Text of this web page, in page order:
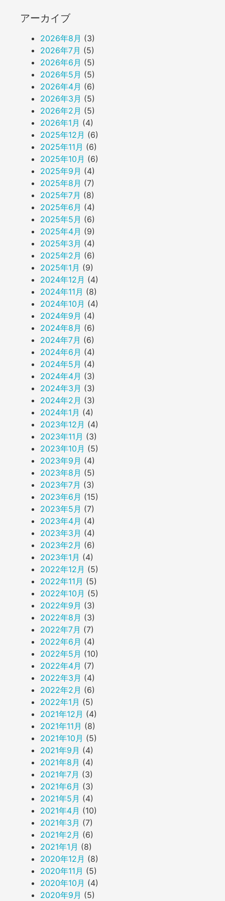
アーカイブ
2026年8月 (3)
2026年7月 (5)
2026年6月 (5)
2026年5月 (5)
2026年4月 (6)
2026年3月 (5)
2026年2月 (5)
2026年1月 (4)
2025年12月 (6)
2025年11月 (6)
2025年10月 (6)
2025年9月 (4)
2025年8月 (7)
2025年7月 (8)
2025年6月 (4)
2025年5月 (6)
2025年4月 (9)
2025年3月 (4)
2025年2月 (6)
2025年1月 (9)
2024年12月 (4)
2024年11月 (8)
2024年10月 (4)
2024年9月 (4)
2024年8月 (6)
2024年7月 (6)
2024年6月 (4)
2024年5月 (4)
2024年4月 (3)
2024年3月 (3)
2024年2月 (3)
2024年1月 (4)
2023年12月 (4)
2023年11月 (3)
2023年10月 (5)
2023年9月 (4)
2023年8月 (5)
2023年7月 (3)
2023年6月 (15)
2023年5月 (7)
2023年4月 (4)
2023年3月 (4)
2023年2月 (6)
2023年1月 (4)
2022年12月 (5)
2022年11月 (5)
2022年10月 (5)
2022年9月 (3)
2022年8月 (3)
2022年7月 (7)
2022年6月 (4)
2022年5月 (10)
2022年4月 (7)
2022年3月 (4)
2022年2月 (6)
2022年1月 (5)
2021年12月 (4)
2021年11月 (8)
2021年10月 (5)
2021年9月 (4)
2021年8月 (4)
2021年7月 (3)
2021年6月 (3)
2021年5月 (4)
2021年4月 (10)
2021年3月 (7)
2021年2月 (6)
2021年1月 (8)
2020年12月 (8)
2020年11月 (5)
2020年10月 (4)
2020年9月 (5)